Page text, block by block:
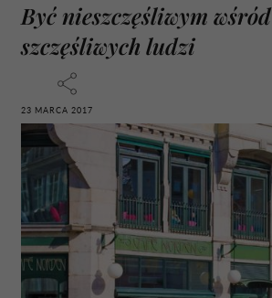
Być nieszczęśliwym wśród
szczęśliwych ludzi
23 MARCA 2017